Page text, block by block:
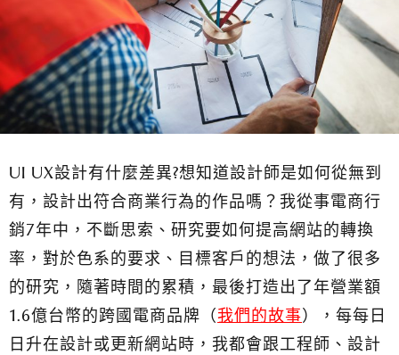
UI UX設計有什麼差異?想知道設計師是如何從無到
有，設計出符合商業行為的作品嗎？我從事電商行
銷7年中，不斷思索、研究要如何提高網站的轉換
率，對於色系的要求、目標客戶的想法，做了很多
的研究，隨著時間的累積，最後打造出了年營業額
1.6億台幣的跨國電商品牌（我們的故事），每每日
日升在設計或更新網站時，我都會跟工程師、設計